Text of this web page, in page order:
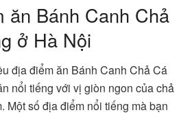
ăn Bánh Canh Chả
ở Hà Nội
địa điểm ăn Bánh Canh Chả Cá
nổi tiếng với vị giòn ngon của chả
Một số địa điểm nổi tiếng mà bạn